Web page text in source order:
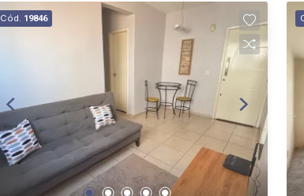
documentação; - com foco: Zona Sul,
Zona Leste, Centro e Bonfim Paulista; -
para Venda, Compra e Locação,
imobiliária é Ribeirão Imóveis - sede na
Av. Professor João Fiusa;
Cód. 19846